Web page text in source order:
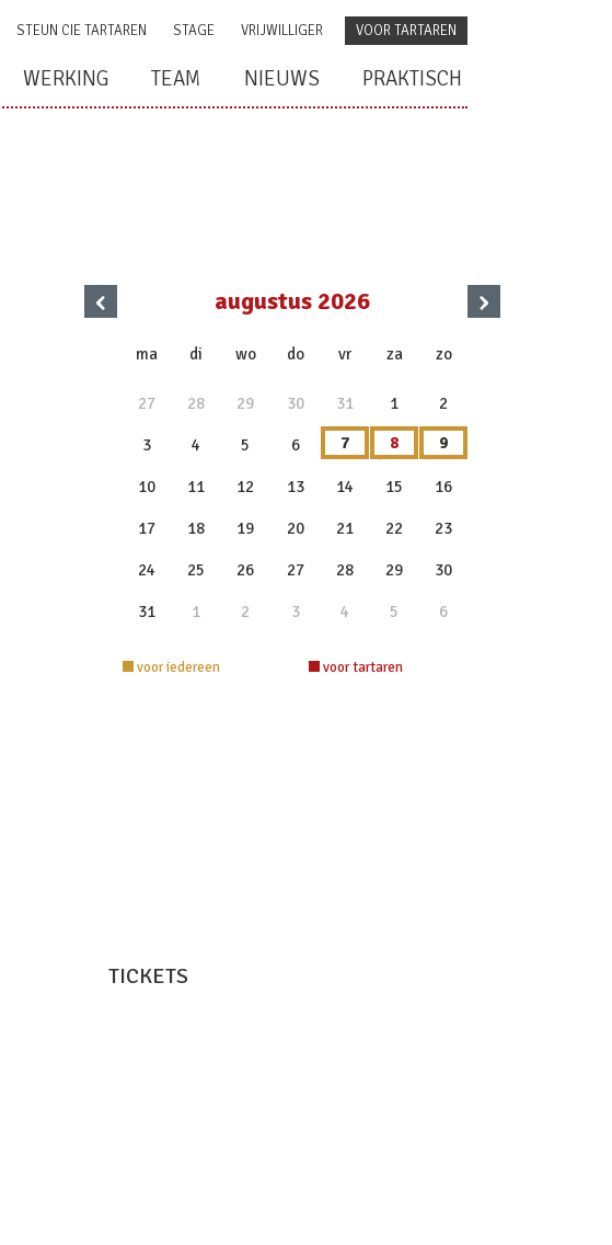
VOOR TARTAREN
STEUN CIE TARTAREN STAGE VRIJWILLIGER
WERKING TEAM NIEUWS PRAKTISCH
‹ augustus 2026
ma di wo do vr za zo
27 28 29 30 31 1 2
3 4 5 6 7 8 9
10 11 12 13 14 15 16
17 18 19 20 21 22 23
24 25 26 27 28 29 30
31 1 2 3 4 5 6
›
voor iedereen voor tartaren
TICKETS